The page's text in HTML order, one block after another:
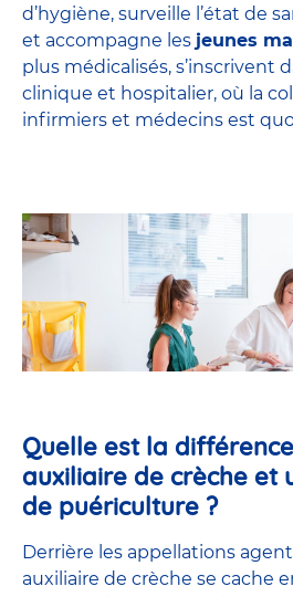
d’hygiène, surveille l’état de
et accompagne les jeunes
plus médicalisés, s’inscrivent
clinique et hospitalier, où la
infirmiers et médecins est
Quelle est la
auxiliaire de crèche et
de puériculture ?
Derrière les appellations
auxiliaire de crèche se cache